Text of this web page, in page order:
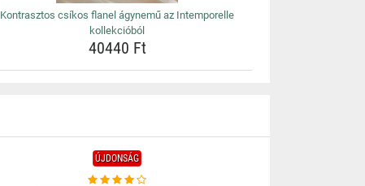
Kontrasztos csíkos flanel ágynemű az Intemporelle
kollekcióból
40440 Ft
ÚJDONSÁG